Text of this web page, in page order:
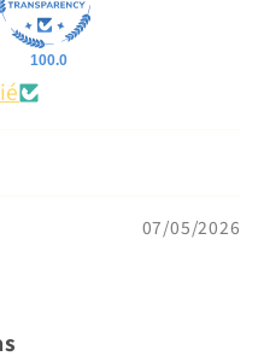
100.0
07/05/2026